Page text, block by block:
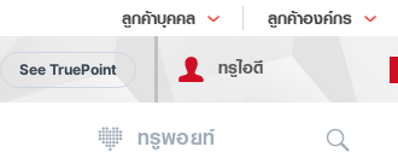
ลูกค้าบุคคล ลูกค้าองค์กร
เทรนด์เทคโนโลยี
See TruePoint ทรูไอดี
ทรูพอยท์